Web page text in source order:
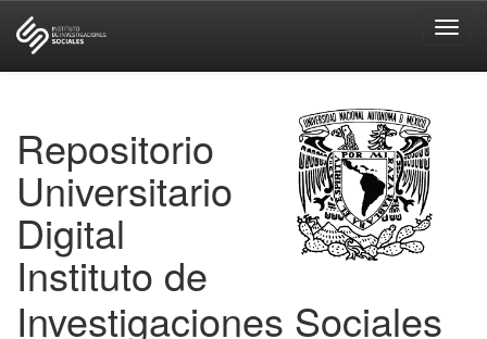
Repositorio
Universitario
Digital
Instituto de
Investigaciones Sociales